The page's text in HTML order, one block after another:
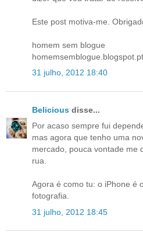
Este post motiva-me.
homem sem blogue
homemsemblogue.blogspot.pt
31 julho, 2012 18:40
Belicious disse...
Por acaso sempre fui
mas agora que tenho uma
mercado, pouca vontade me
rua.
Agora é como tu: o iPhone é
fotografia.
31 julho, 2012 18:45